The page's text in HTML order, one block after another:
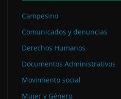
Campesino
Comunicados y denuncias
Derechos Humanos
Documentos Administrativos
Movimiento social
Mujer y Género